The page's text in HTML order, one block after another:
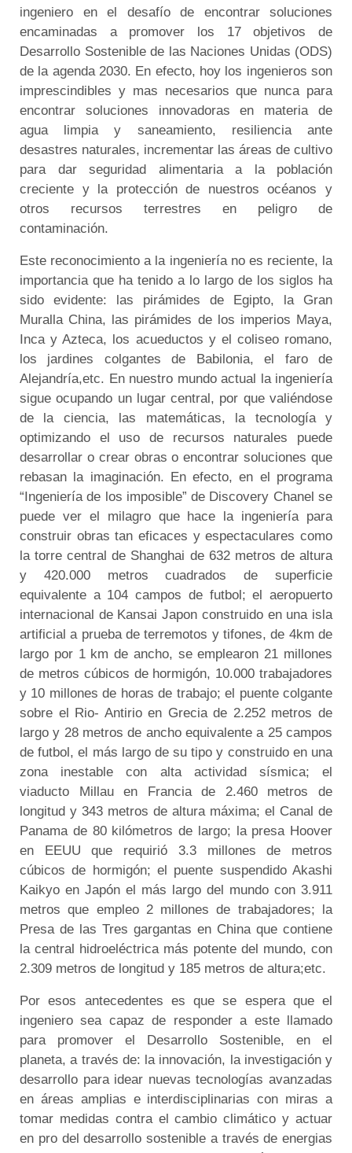
ingeniero en el desafío de encontrar soluciones
encaminadas a promover los 17 objetivos de
Desarrollo Sostenible de las Naciones Unidas (ODS)
de la agenda 2030. En efecto, hoy los ingenieros son
imprescindibles y mas necesarios que nunca para
encontrar soluciones innovadoras en materia de
agua limpia y saneamiento, resiliencia ante
desastres naturales, incrementar las áreas de cultivo
para dar seguridad alimentaria a la población
creciente y la protección de nuestros océanos y
otros recursos terrestres en peligro de
contaminación.
Este reconocimiento a la ingeniería no es reciente, la
importancia que ha tenido a lo largo de los siglos ha
sido evidente: las pirámides de Egipto, la Gran
Muralla China, las pirámides de los imperios Maya,
Inca y Azteca, los acueductos y el coliseo romano,
los jardines colgantes de Babilonia, el faro de
Alejandría,etc. En nuestro mundo actual la ingeniería
sigue ocupando un lugar central, por que valiéndose
de la ciencia, las matemáticas, la tecnología y
optimizando el uso de recursos naturales puede
desarrollar o crear obras o encontrar soluciones que
rebasan la imaginación. En efecto, en el programa
“Ingeniería de los imposible” de Discovery Chanel se
puede ver el milagro que hace la ingeniería para
construir obras tan eficaces y espectaculares como
la torre central de Shanghai de 632 metros de altura
y 420.000 metros cuadrados de superficie
equivalente a 104 campos de futbol; el aeropuerto
internacional de Kansai Japon construido en una isla
artificial a prueba de terremotos y tifones, de 4km de
largo por 1 km de ancho, se emplearon 21 millones
de metros cúbicos de hormigón, 10.000 trabajadores
y 10 millones de horas de trabajo; el puente colgante
sobre el Rio- Antirio en Grecia de 2.252 metros de
largo y 28 metros de ancho equivalente a 25 campos
de futbol, el más largo de su tipo y construido en una
zona inestable con alta actividad sísmica; el
viaducto Millau en Francia de 2.460 metros de
longitud y 343 metros de altura máxima; el Canal de
Panama de 80 kilómetros de largo; la presa Hoover
en EEUU que requirió 3.3 millones de metros
cúbicos de hormigón; el puente suspendido Akashi
Kaikyo en Japón el más largo del mundo con 3.911
metros que empleo 2 millones de trabajadores; la
Presa de las Tres gargantas en China que contiene
la central hidroeléctrica más potente del mundo, con
2.309 metros de longitud y 185 metros de altura;etc.
Por esos antecedentes es que se espera que el
ingeniero sea capaz de responder a este llamado
para promover el Desarrollo Sostenible, en el
planeta, a través de: la innovación, la investigación y
desarrollo para idear nuevas tecnologías avanzadas
en áreas amplias e interdisciplinarias con miras a
tomar medidas contra el cambio climático y actuar
en pro del desarrollo sostenible a través de energias